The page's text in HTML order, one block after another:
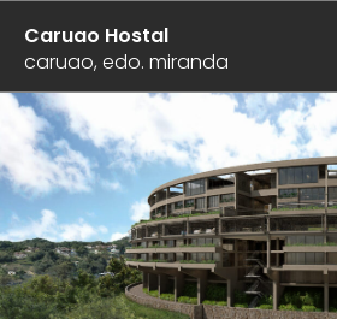
Caruao Hostal
caruao, edo. miranda